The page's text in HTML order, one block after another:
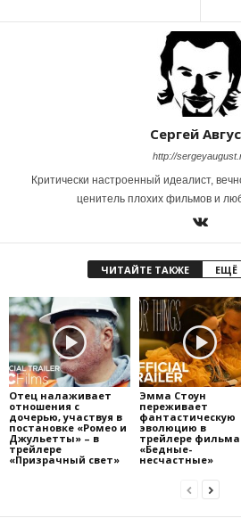
Сергей
http://
Критически настроенный идеалист,
ценитель плохих фильмов и
ЧИТАЙТЕ ТАКЖЕ ЕЩЁ
Отец налаживает
отношения с
дочерью, участвуя в
постановке «Ромео и
Джульетты» – в
трейлере
«Призрачный свет»
Эмма Стоун
переживает
фантастическую
эволюцию в
трейлере фильма
«Бедные-
несчастные»